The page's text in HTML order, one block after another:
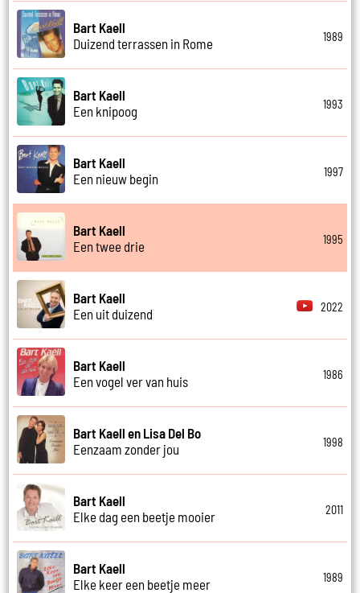
Bart Kaell
Duizend terrassen in Rome
1989
Bart Kaell
Een knipoog
1993
Bart Kaell
Een nieuw begin
1997
Bart Kaell
Een twee drie
1995
Bart Kaell
Een uit duizend
2022
Bart Kaell
Een vogel ver van huis
1986
Bart Kaell en Lisa Del Bo
Eenzaam zonder jou
1998
Bart Kaell
Elke dag een beetje mooier
2011
Bart Kaell
Elke keer een beetje meer
1989